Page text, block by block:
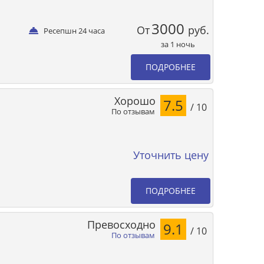
Ресепшн 24 часа От3000 руб.
за 1 ночь
ПОДРОБНЕЕ
По отзывам
Хорошо 7.5 / 10
Уточнить цену
ПОДРОБНЕЕ
По отзывам
Превосходно 9.1 / 10